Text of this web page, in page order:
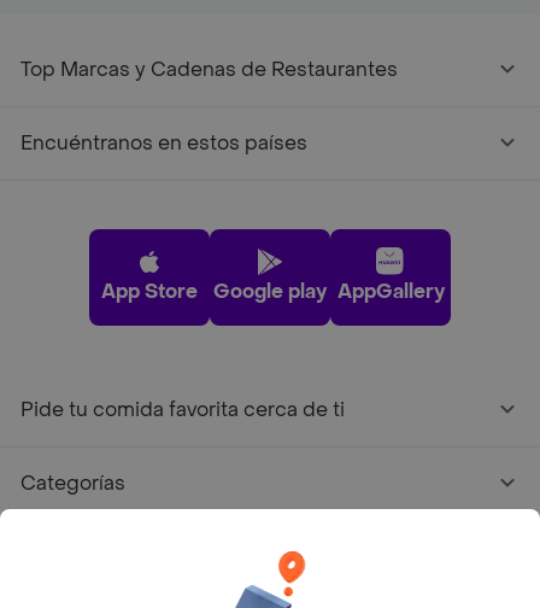
Top Marcas y Cadenas de Restaurantes
Encuéntranos en estos países
App Store Google play AppGallery
Pide tu comida favorita cerca de ti
Categorías